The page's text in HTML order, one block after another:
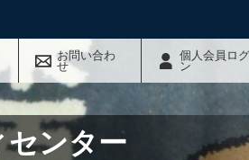
お問い合わ
せ
個人会員ロ
ン
センター